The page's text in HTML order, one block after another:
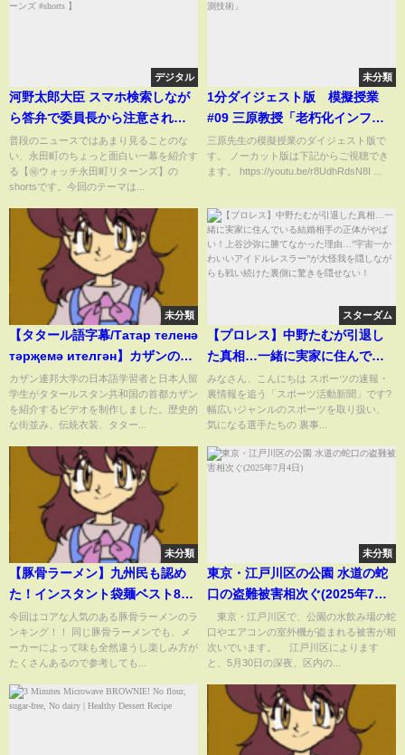
デジタル
河野太郎大臣 スマホ検索しなが
ら答弁で委員長から注意される
【㊙ウォッチ永田町リターンズ
#shorts 】
普段のニュースではあまり見ることのな
い、永田町のちょっと面白い一幕を紹介す
る【㊙ウォッチ永田町リターンズ】の
shortsです。今回のテーマは...
未分類
1分ダイジェスト版 模擬授業
#09 三原教授「老朽化インフラ
の安全に貢献する非破壊計測技
術」
三原先生の模擬授業のダイジェスト版で
す。 ノーカット版は下記からご視聴でき
ます。 https://youtu.be/r8UdhRdsN8I ...
未分類
【タタール語字幕/Татар теленә
тәрҗемә ителгән】カザンの猫
第1話/Казан мәчесе#1
カザン連邦大学の日本語学習者と日本人留
学生がタタールスタン共和国の首都カザン
を紹介するビデオを制作しました。歴史的
な街並み、伝統衣装、タター...
スターダム
【プロレス】中野たむが引退し
た真相…一緒に実家に住んでい
る結婚相手の正体がやばい！上
谷沙弥に勝てなかった理由…”宇
宙一かわいいアイドルレスラ
続けた裏側に驚きを隠せない！
みなさん、こんにちは スポーツの速報・
裏情報を追う「スポーツ活動新聞」です?
幅広いジャンルのスポーツを取り扱い、
気になる選手たちの 裏事...
未分類
【豚骨ラーメン】九州民も認め
た！インスタント袋麺ベスト8！
【ゆっくり解説】
今回はコアな人気のある豚骨ラーメンのラ
ンキング！！ 同じ豚骨ラーメンでも、メ
ーカーによって味も全然違うし楽しみ方が
たくさんあるので参考しても...
未分類
東京・江戸川区の公園 水道の蛇
口の盗難被害相次ぐ(2025年7月4
日)
東京・江戸川区で、公園の水飲み場の蛇
口やエアコンの室外機が盗まれる被害が相
次いでいます。 江戸川区によります
と、5月30日の深夜、区内の...